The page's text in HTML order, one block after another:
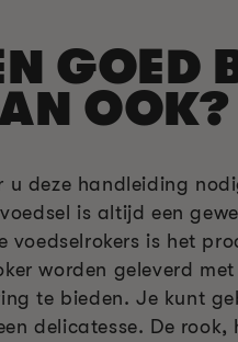
GOED
OOK?
deze handleiding
is altijd een
is het
worden geleverd
te bieden. Je kunt
delicatesse. De